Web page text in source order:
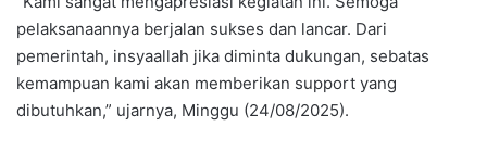
pelaksanaannya berjalan sukses dan lancar. Dari
pemerintah, insyaallah jika diminta dukungan, sebatas
kemampuan kami akan memberikan support yang
dibutuhkan,” ujarnya, Minggu (24/08/2025).